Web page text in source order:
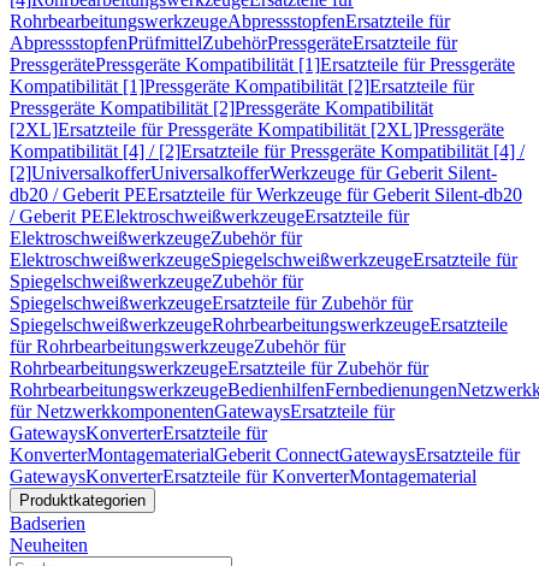
RohrbearbeitungswerkzeugeAbpressstopfenErsatzteile für
AbpressstopfenPrüfmittelZubehörPressgeräteErsatzteile für
PressgerätePressgeräte Kompatibilität [1]Ersatzteile für Pressgeräte
Kompatibilität [1]Pressgeräte Kompatibilität [2]Ersatzteile für
Pressgeräte Kompatibilität [2]Pressgeräte Kompatibilität
[2XL]Ersatzteile für Pressgeräte Kompatibilität [2XL]Pressgeräte
Kompatibilität [4] / [2]Ersatzteile für Pressgeräte Kompatibilität [4] /
[2]UniversalkofferUniversalkofferWerkzeuge für Geberit Silent-
db20 / Geberit PEErsatzteile für Werkzeuge für Geberit Silent-db20
/ Geberit PEElektroschweißwerkzeugeErsatzteile für
ElektroschweißwerkzeugeZubehör für
ElektroschweißwerkzeugeSpiegelschweißwerkzeugeErsatzteile für
SpiegelschweißwerkzeugeZubehör für
SpiegelschweißwerkzeugeErsatzteile für Zubehör für
SpiegelschweißwerkzeugeRohrbearbeitungswerkzeugeErsatzteile
für RohrbearbeitungswerkzeugeZubehör für
RohrbearbeitungswerkzeugeErsatzteile für Zubehör für
RohrbearbeitungswerkzeugeBedienhilfenFernbedienungen
für NetzwerkkomponentenGatewaysErsatzteile für
GatewaysKonverterErsatzteile für
KonverterMontagematerialGeberit ConnectGatewaysErsatzteile für
GatewaysKonverterErsatzteile für KonverterMontagematerial
Produktkategorien
Badserien
Neuheiten